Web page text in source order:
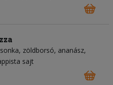
sonka zöldborsó ananász
sajt